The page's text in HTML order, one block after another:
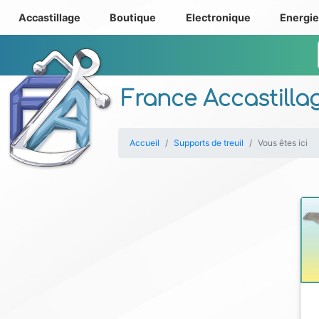
France
Accastillage Boutique Electronique Energie
Accueil Supports de treuil Vous êtes ici